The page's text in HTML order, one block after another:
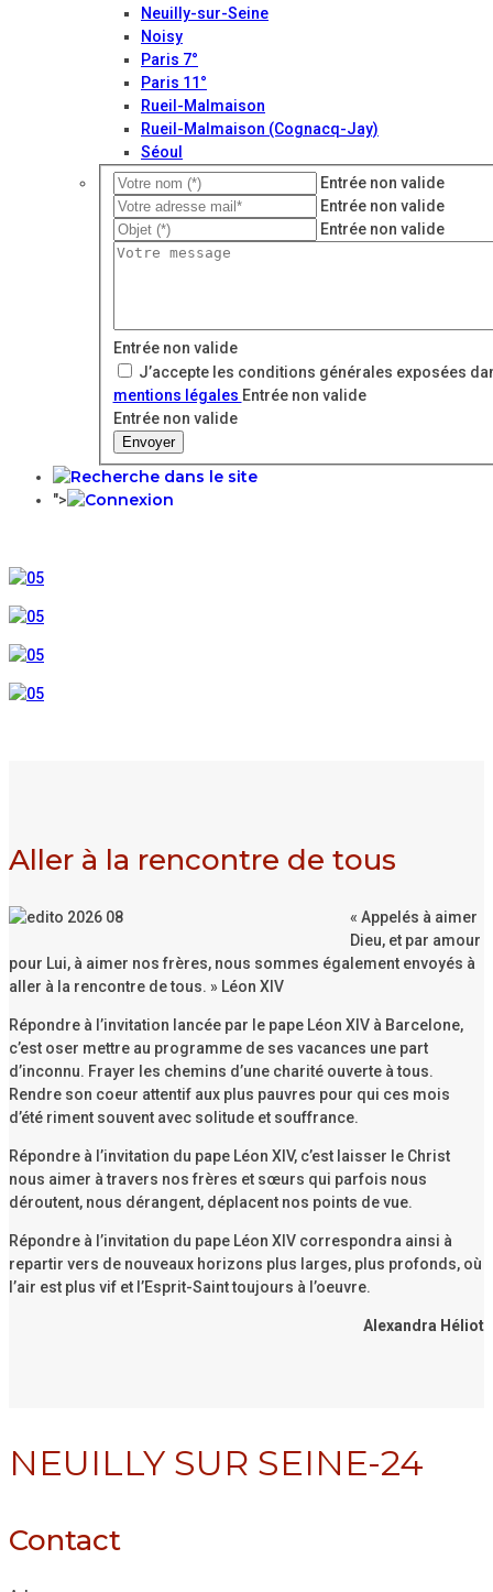
Neuilly-sur-Seine
Noisy
Paris 7°
Paris 11°
Rueil-Malmaison
Rueil-Malmaison (Cognacq-Jay)
Séoul
Entrée non valide
Entrée non valide
Entrée non valide
Entrée non valide
J’accepte les conditions générales exposées
mentions légales Entrée non valide
Entrée non valide
Envoyer
">
Aller à la rencontre de tous
« Appelés à aimer
Dieu, et par amour
pour Lui, à aimer nos frères, nous sommes également envoyés à
aller à la rencontre de tous. » Léon XIV
Répondre à l’invitation lancée par le pape Léon XIV à Barcelone,
c’est oser mettre au programme de ses vacances une part
d’inconnu. Frayer les chemins d’une charité ouverte à tous.
Rendre son coeur attentif aux plus pauvres pour qui ces mois
d’été riment souvent avec solitude et souffrance.
Répondre à l’invitation du pape Léon XIV, c’est laisser le Christ
nous aimer à travers nos frères et sœurs qui parfois nous
déroutent, nous dérangent, déplacent nos points de vue.
Répondre à l’invitation du pape Léon XIV correspondra ainsi à
repartir vers de nouveaux horizons plus larges, plus profonds, où
l’air est plus vif et l’Esprit-Saint toujours à l’oeuvre.
Alexandra Héliot
NEUILLY SUR SEINE-24
Contact